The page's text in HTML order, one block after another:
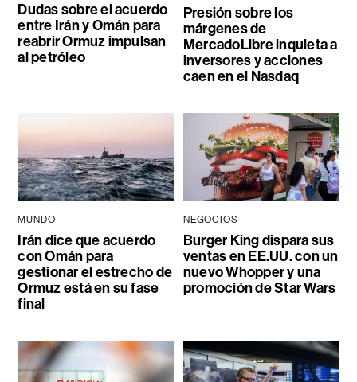
Dudas sobre el acuerdo
entre Irán y Omán para
reabrir Ormuz impulsan
al petróleo
Presión sobre los
márgenes de
MercadoLibre inquieta a
inversores y acciones
caen en el Nasdaq
MUNDO
Irán dice que acuerdo
con Omán para
gestionar el estrecho de
Ormuz está en su fase
final
NEGOCIOS
Burger King dispara sus
ventas en EE.UU. con un
nuevo Whopper y una
promoción de Star Wars